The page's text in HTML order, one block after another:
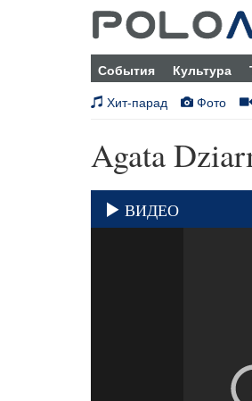
События Культура
Хит-парад
Фото
Agata
ВИДЕО